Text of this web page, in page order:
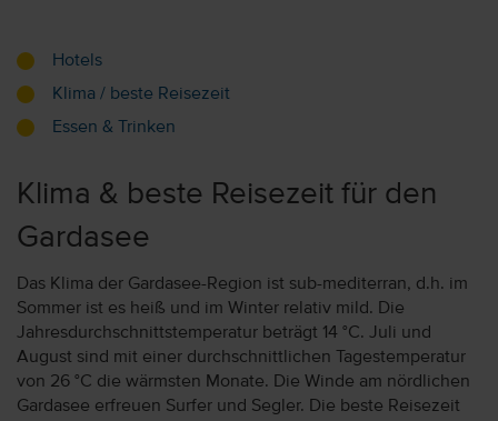
Hotels
Klima / beste Reisezeit
Essen & Trinken
Klima & beste Reisezeit für den
Gardasee
Das Klima der Gardasee-Region ist sub-mediterran, d.h. im
Sommer ist es heiß und im Winter relativ mild. Die
Jahresdurchschnittstemperatur beträgt 14 °C. Juli und
August sind mit einer durchschnittlichen Tagestemperatur
von 26 °C die wärmsten Monate. Die Winde am nördlichen
Gardasee erfreuen Surfer und Segler. Die beste Reisezeit